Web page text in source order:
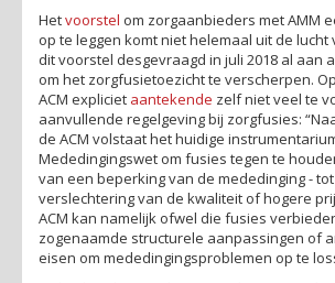
Hetvoorstel om zorgaanbieders met AMM
op te leggen komt niet helemaal uit de lucht
dit voorstel desgevraagd in juli 2018 al aan
om het zorgfusietoezicht te verscherpen.
ACM expliciet aantekende zelf niet veel te
aanvullende regelgeving bij zorgfusies:
de ACM volstaat het huidige
Mededingingswet om fusies tegen te
van een beperking van de mededinging -
verslechtering van de kwaliteit of hogere
ACM kan namelijk ofwel die fusies
zogenaamde structurele aanpassingen of
eisen om mededingingsproblemen op te